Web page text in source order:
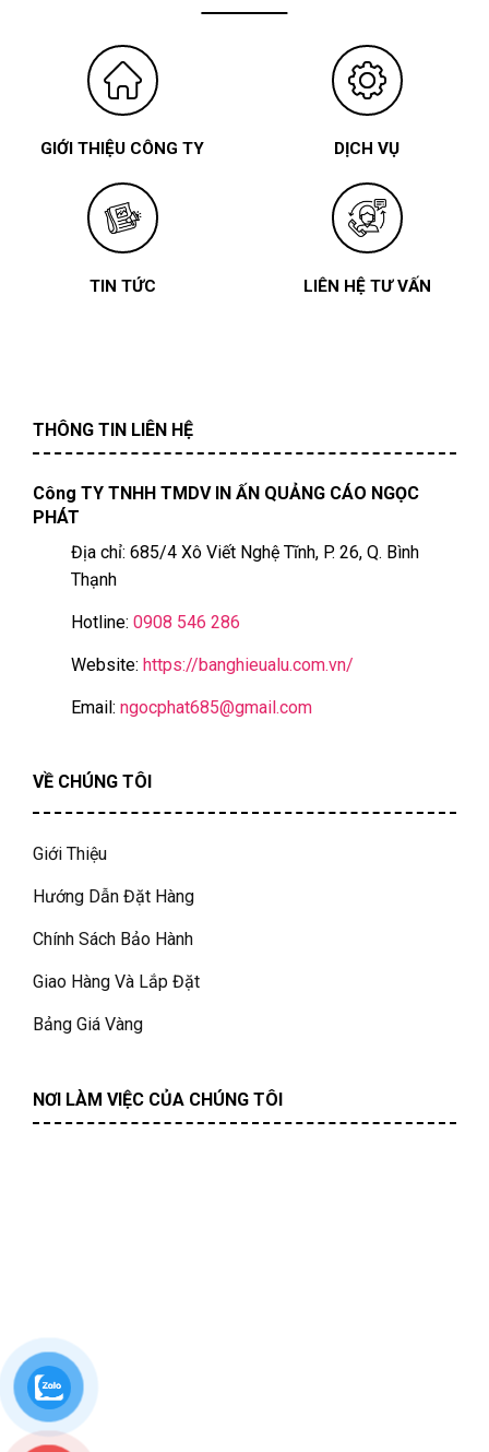
GIỚI THIỆU CÔNG TY DỊCH VỤ
TIN TỨC LIÊN HỆ TƯ VẤN
THÔNG TIN LIÊN HỆ
Công TY TNHH TMDV IN ẤN QUẢNG CÁO NGỌC
PHÁT
Địa chỉ: 685/4 Xô Viết Nghệ Tĩnh, P. 26, Q. Bình
Thạnh
Hotline: 0908 546 286
Website: https://banghieualu.com.vn/
Email: ngocphat685@gmail.com
VỀ CHÚNG TÔI
Giới Thiệu
Hướng Dẫn Đặt Hàng
Chính Sách Bảo Hành
Giao Hàng Và Lắp Đặt
Bảng Giá Vàng
NƠI LÀM VIỆC CỦA CHÚNG TÔI